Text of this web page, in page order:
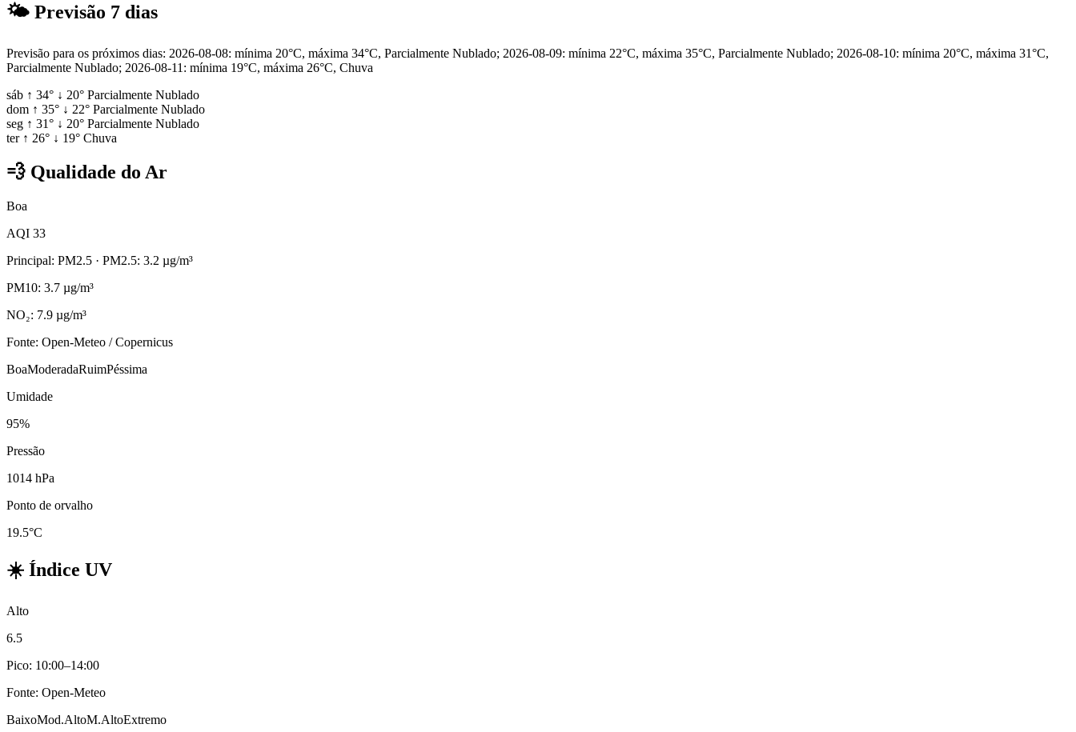
🌤 Previsão 7 dias
Previsão para os próximos dias: 2026-08-08: mínima 20°C, máxima 34°C, Parcialmente Nublado; 2026-08-09: mínima 22°C, máxima 35°C, Parcialmente Nublado; 2026-08-10: mínima 20°C, máxima 31°C,
Parcialmente Nublado; 2026-08-11: mínima 19°C, máxima 26°C, Chuva
sáb ↑ 34° ↓ 20° Parcialmente Nublado
dom ↑ 35° ↓ 22° Parcialmente Nublado
seg ↑ 31° ↓ 20° Parcialmente Nublado
ter ↑ 26° ↓ 19° Chuva
💨 Qualidade do Ar
Boa
AQI 33
Principal: PM2.5 · PM2.5: 3.2 µg/m³
PM10: 3.7 µg/m³
NO₂: 7.9 µg/m³
Fonte: Open-Meteo / Copernicus
BoaModeradaRuimPéssima
Umidade
95%
Pressão
1014 hPa
Ponto de orvalho
19.5°C
☀️ Índice UV
Alto
6.5
Pico: 10:00–14:00
Fonte: Open-Meteo
BaixoMod.AltoM.AltoExtremo